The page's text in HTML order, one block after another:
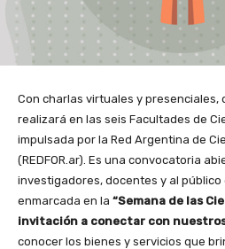
Con charlas virtuales y presenciales,
realizará en las seis Facultades de
impulsada por la Red Argentina de
(REDFOR.ar). Es una convocatoria
investigadores, docentes y al
enmarcada en la “Semana de las
invitación a conectar con
conocer los bienes y servicios que